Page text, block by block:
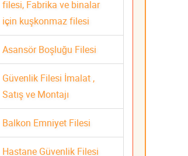
filesi, Fabrika ve binalar
için kuşkonmaz filesi
Asansör Boşluğu Filesi
Güvenlik Filesi İmalat ,
Satış ve Montajı
Balkon Emniyet Filesi
Hastane Güvenlik Filesi